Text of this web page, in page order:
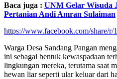
Baca juga : UNM Gelar Wisuda
Pertanian Andi Amran Sulaiman
https://www.facebook.com/share/r/
Warga Desa Sandang Pangan
ini sebagai bentuk kewaspadaan
lingkungan mereka, terutama saat
hewan liar seperti ular keluar dari